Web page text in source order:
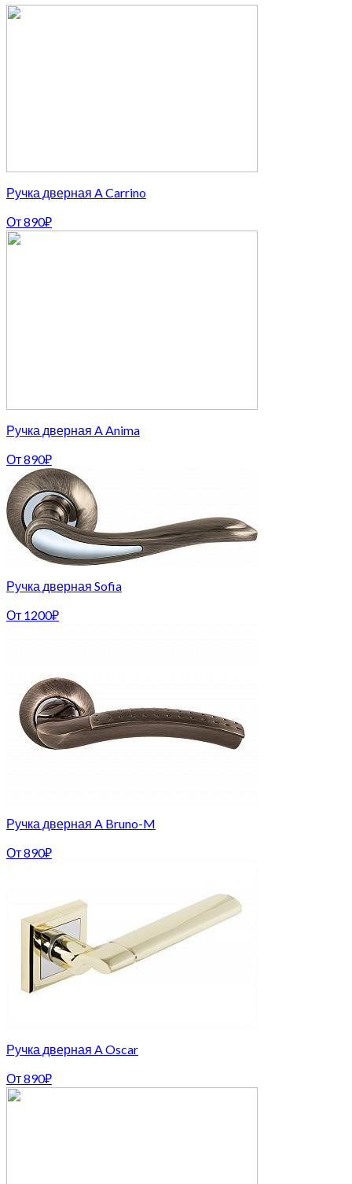
Ручка дверная A Carrino
От890₽
Ручка дверная A Anima
От890₽
Ручка дверная Sofia
От 1200₽
Ручка дверная A Bruno-M
От890₽
Ручка дверная A Oscar
От890₽